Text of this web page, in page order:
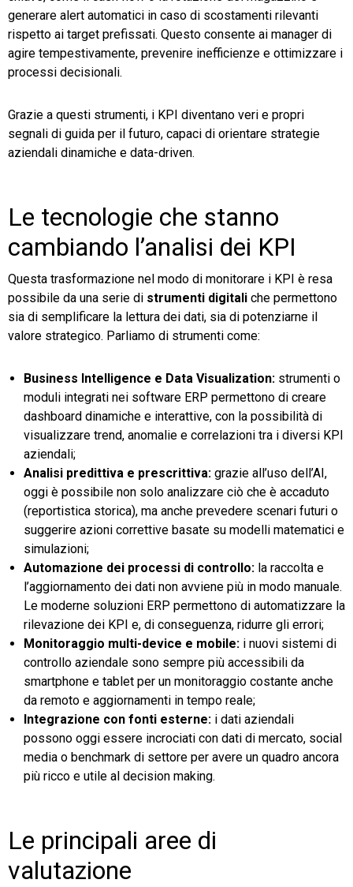
generare alert automatici in caso di scostamenti rilevanti
rispetto ai target prefissati. Questo consente ai manager di
agire tempestivamente, prevenire inefficienze e ottimizzare i
processi decisionali.
Grazie a questi strumenti, i KPI diventano veri e propri
segnali di guida per il futuro, capaci di orientare strategie
aziendali dinamiche e data-driven.
Le tecnologie che stanno
cambiando l’analisi dei KPI
Questa trasformazione nel modo di monitorare i KPI è resa
possibile da una serie di strumenti digitali che permettono
sia di semplificare la lettura dei dati, sia di potenziarne il
valore strategico. Parliamo di strumenti come:
Business Intelligence e Data Visualization: strumenti o
moduli integrati nei software ERP permettono di creare
dashboard dinamiche e interattive, con la possibilità di
visualizzare trend, anomalie e correlazioni tra i diversi KPI
aziendali;
Analisi predittiva e prescrittiva: grazie all’uso dell’AI,
oggi è possibile non solo analizzare ciò che è accaduto
(reportistica storica), ma anche prevedere scenari futuri o
suggerire azioni correttive basate su modelli matematici e
simulazioni;
Automazione dei processi di controllo: la raccolta e
l’aggiornamento dei dati non avviene più in modo manuale.
Le moderne soluzioni ERP permettono di automatizzare la
rilevazione dei KPI e, di conseguenza, ridurre gli errori;
Monitoraggio multi-device e mobile: i nuovi sistemi di
controllo aziendale sono sempre più accessibili da
smartphone e tablet per un monitoraggio costante anche
da remoto e aggiornamenti in tempo reale;
Integrazione con fonti esterne: i dati aziendali
possono oggi essere incrociati con dati di mercato, social
media o benchmark di settore per avere un quadro ancora
più ricco e utile al decision making.
Le principali aree di
valutazione